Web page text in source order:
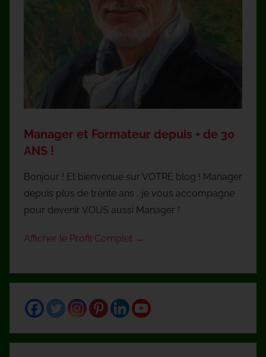
Manager et Formateur depuis + de 30
ANS !
Bonjour ! Et bienvenue sur VOTRE blog ! Manager
depuis plus de trente ans , je vous accompagne
pour devenir VOUS aussi Manager !
Afficher le Profil Complet →